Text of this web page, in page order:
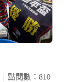
點閱數：810